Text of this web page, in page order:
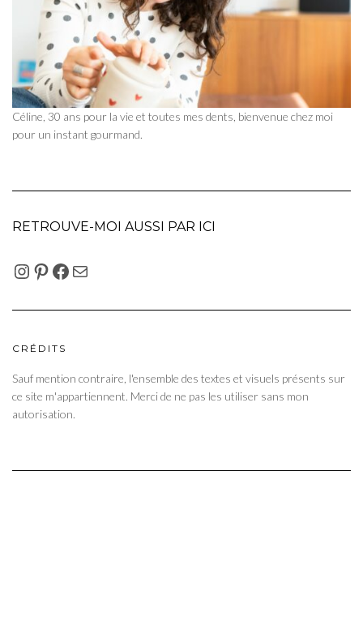
Céline, 30 ans pour la vie et toutes mes dents, bienvenue chez moi
pour un instant gourmand.
RETROUVE-MOI AUSSI PAR ICI
INSTAGRAM
PINTEREST
FACEBOOK
E-MAIL
CRÉDITS
Sauf mention contraire, l'ensemble des textes et visuels présents sur
ce site m'appartiennent. Merci de ne pas les utiliser sans mon
autorisation.